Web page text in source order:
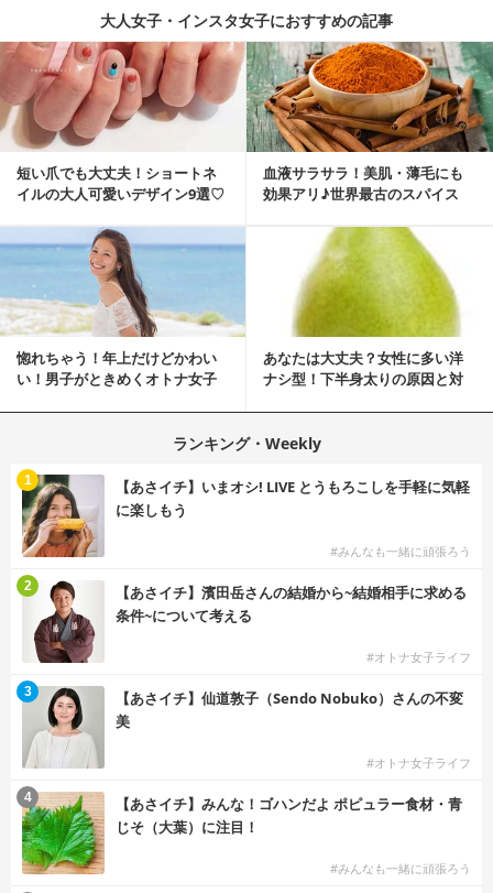
大人女子・インスタ女子におすすめの記事
短い爪でも大丈夫！ショートネ
イルの大人可愛いデザイン9選♡
血液サラサラ！美肌・薄毛にも
効果アリ♪世界最古のスパイス
惚れちゃう！年上だけどかわい
い！男子がときめくオトナ女子
あなたは大丈夫？女性に多い洋
ナシ型！下半身太りの原因と対
ランキング・Weekly
【あさイチ】いまオシ! LIVE とうもろこしを手軽に気軽
に楽しもう
#みんなも一緒に頑張ろう
1
【あさイチ】濱田岳さんの結婚から~結婚相手に求める
条件~について考える
#オトナ女子ライフ
2
【あさイチ】仙道敦子（Sendo Nobuko）さんの不変
美
#オトナ女子ライフ
3
【あさイチ】みんな！ゴハンだよ ポピュラー食材・青
じそ（大葉）に注目！
#みんなも一緒に頑張ろう
4